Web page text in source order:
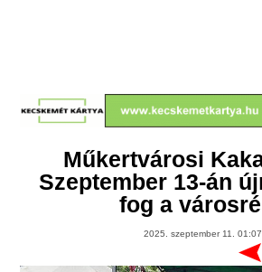
Műkertvárosi
Szeptember 13-án
fog a
2025. szeptember 11. 01:07